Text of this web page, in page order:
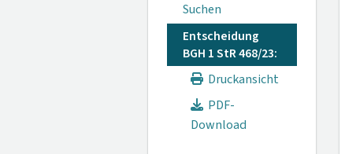
Suchen
Entscheidung
BGH 1 StR 468/23:
Druckansicht
PDF-
Download